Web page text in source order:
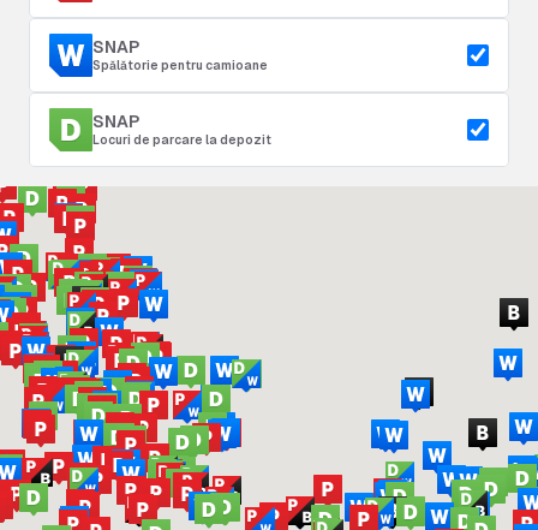
SNAP
Spălătorie pentru camioane
SNAP
Locuri de parcare la depozit